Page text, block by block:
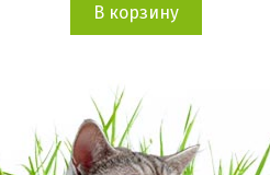
В корзину